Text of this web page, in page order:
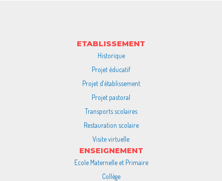
ETABLISSEMENT
Historique
Projet éducatif
Projet d'établissement
Projet pastoral
Transports scolaires
Restauration scolaire
Visite virtuelle
ENSEIGNEMENT
Ecole Maternelle et Primaire
Collège